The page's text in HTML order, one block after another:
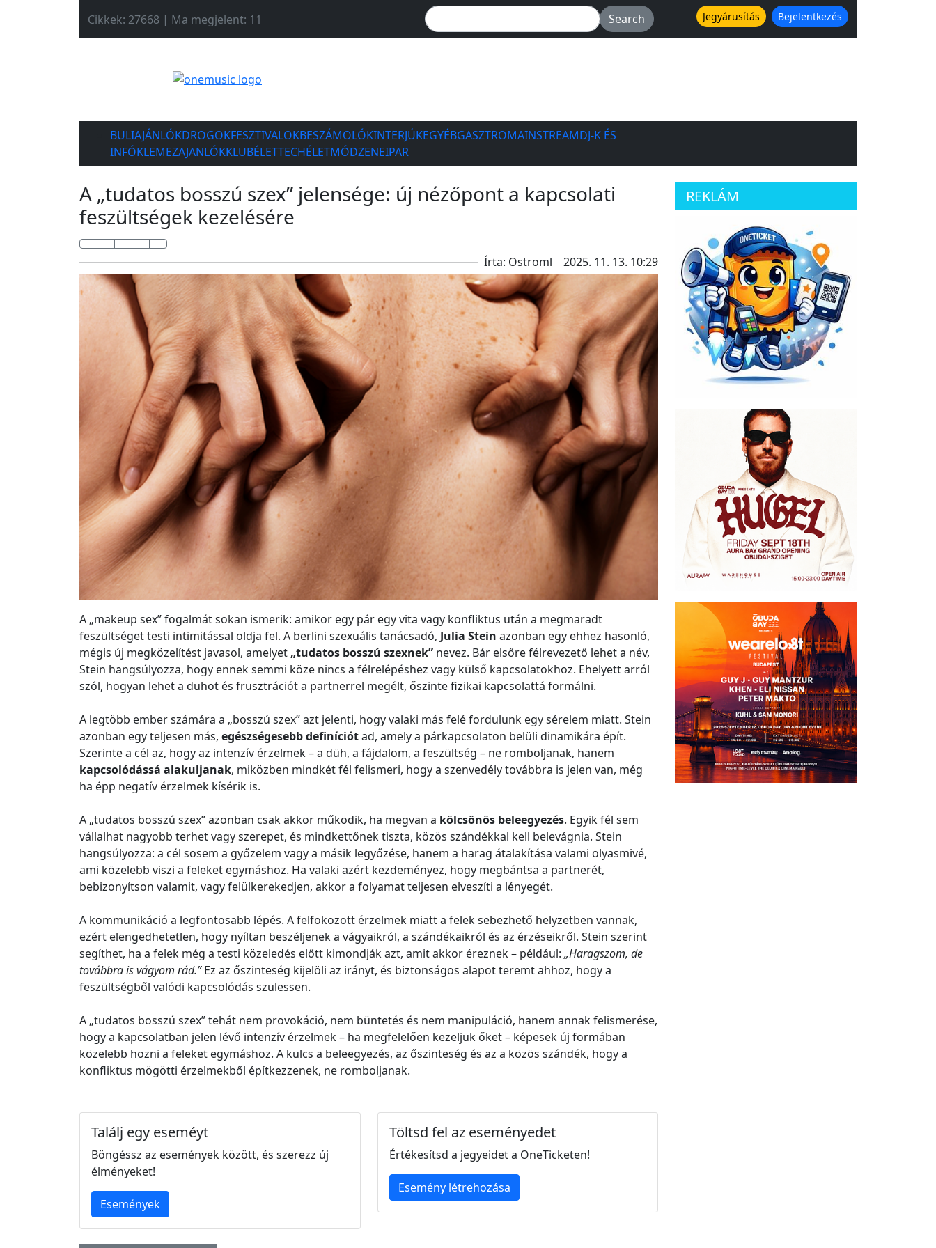
Cikkek: 27668 | Ma megjelent: 11 Jegyárusítás Bejelentkezés
BULIAJÁNLÓKDROGOKFESZTIVALOKBESZÁMOLÓKINTERJÚKEGYÉBGASZTROMAINSTREAMDJ-K ÉS
INFÓKLEMEZAJANLÓKKLUBÉLETTECHÉLETMÓDZENEIPAR
A „tudatos bosszú szex” jelensége: új nézőpont a kapcsolati
feszültségek kezelésére
Írta: Ostroml 2025. 11. 13. 10:29
A „makeup sex” fogalmát sokan ismerik: amikor egy pár egy vita vagy konfliktus után a megmaradt
feszültséget testi intimitással oldja fel. A berlini szexuális tanácsadó, Julia Stein azonban egy ehhez hasonló,
mégis új megközelítést javasol, amelyet „tudatos bosszú szexnek” nevez. Bár elsőre félrevezető lehet a név,
Stein hangsúlyozza, hogy ennek semmi köze nincs a félrelépéshez vagy külső kapcsolatokhoz. Ehelyett arról
szól, hogyan lehet a dühöt és frusztrációt a partnerrel megélt, őszinte fizikai kapcsolattá formálni.
A legtöbb ember számára a „bosszú szex” azt jelenti, hogy valaki más felé fordulunk egy sérelem miatt. Stein
azonban egy teljesen más, egészségesebb definíciótad, amely a párkapcsolaton belüli dinamikára épít.
Szerinte a cél az, hogy az intenzív érzelmek – a düh, a fájdalom, a feszültség – ne romboljanak, hanem
kapcsolódássá alakuljanak, miközben mindkét fél felismeri, hogy a szenvedély továbbra is jelen van, még
ha épp negatív érzelmek kísérik is.
A „tudatos bosszú szex” azonban csak akkor működik, ha megvan a kölcsönös beleegyezés. Egyik fél sem
vállalhat nagyobb terhet vagy szerepet, és mindkettőnek tiszta, közös szándékkal kell belevágnia. Stein
hangsúlyozza: a cél sosem a győzelem vagy a másik legyőzése, hanem a harag átalakítása valami olyasmivé,
ami közelebb viszi a feleket egymáshoz. Ha valaki azért kezdeményez, hogy megbántsa a partnerét,
bebizonyítson valamit, vagy felülkerekedjen, akkor a folyamat teljesen elveszíti a lényegét.
A kommunikáció a legfontosabb lépés. A felfokozott érzelmek miatt a felek sebezhető helyzetben vannak,
ezért elengedhetetlen, hogy nyíltan beszéljenek a vágyaikról, a szándékaikról és az érzéseikről. Stein szerint
segíthet, ha a felek még a testi közeledés előtt kimondják azt, amit akkor éreznek – például: „Haragszom, de
továbbra is vágyom rád.”Ez az őszinteség kijelöli az irányt, és biztonságos alapot teremt ahhoz, hogy a
feszültségből valódi kapcsolódás szülessen.
A „tudatos bosszú szex” tehát nem provokáció, nem büntetés és nem manipuláció, hanem annak felismerése,
hogy a kapcsolatban jelen lévő intenzív érzelmek – ha megfelelően kezeljük őket – képesek új formában
közelebb hozni a feleket egymáshoz. A kulcs a beleegyezés, az őszinteség és az a közös szándék, hogy a
konfliktus mögötti érzelmekből építkezzenek, ne romboljanak.
Találj egy eseméyt
Böngéssz az események között, és szerezz új
élményeket!
Események
Töltsd fel az eseményedet
Értékesítsd a jegyeidet a OneTicketen!
Esemény létrehozása
REKLÁM